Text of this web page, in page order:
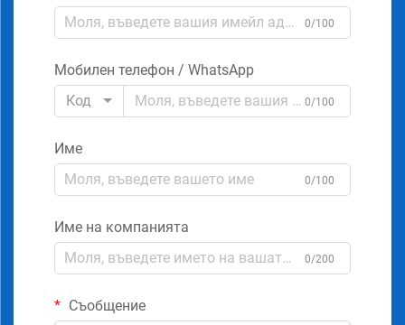
0/100
Мобилен телефон / WhatsApp
Код
0/100
Име
0/100
Име на компанията
0/200
Съобщение